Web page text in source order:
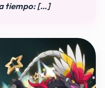
tiempo: […]